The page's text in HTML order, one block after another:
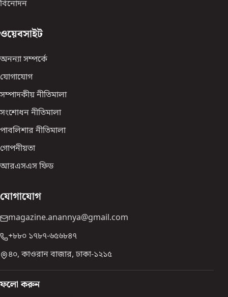
বিনোদন
ওয়েবসাইট
অনন্যা সম্পর্কে
যোগাযোগ
সম্পাদকীয় নীতিমালা
সংশোধন নীতিমালা
পাবলিশার নীতিমালা
গোপনীয়তা
আরএসএস ফিড
যোগাযোগ
magazine.anannya@gmail.com
+৮৮০ ১৭৮৭-৬৫৬৮৪৭
৪০, কাওরান বাজার, ঢাকা-১২১৫
ফলো করুন